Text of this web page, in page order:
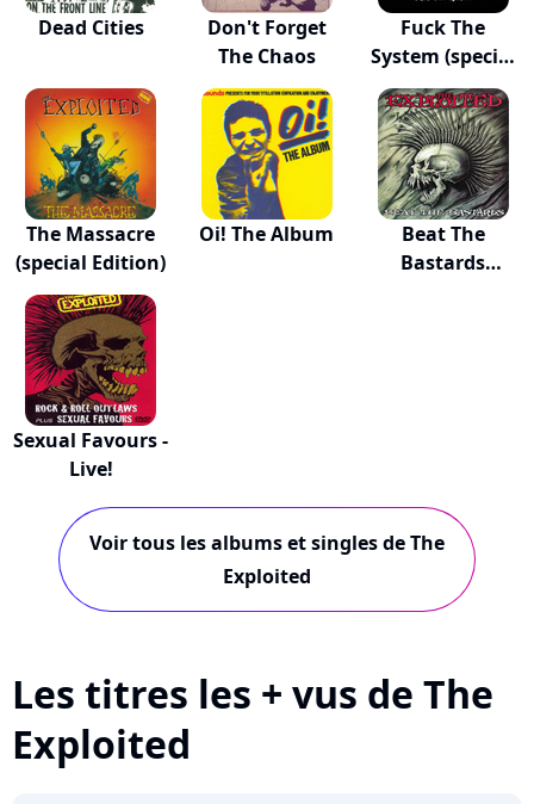
Dead Cities
Don't Forget
The Chaos
Fuck The
System (special
Edit...
The Massacre
(special Edition)
Oi! The Album
Beat The
Bastards
Sexual Favours -
Live!
Voir tous les albums et singles de The
Exploited
Les titres les + vus de The
Exploited